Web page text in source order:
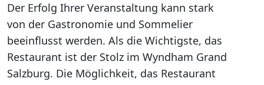
Der Erfolg Ihrer Veranstaltung kann stark
von der Gastronomie und Sommelier
beeinflusst werden. Als die Wichtigste, das
Restaurant ist der Stolz im Wyndham Grand
Salzburg. Die Möglichkeit, das Restaurant